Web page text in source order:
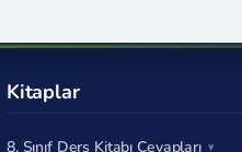
Kitaplar
8. Sınıf Ders Kitabı Cevapları